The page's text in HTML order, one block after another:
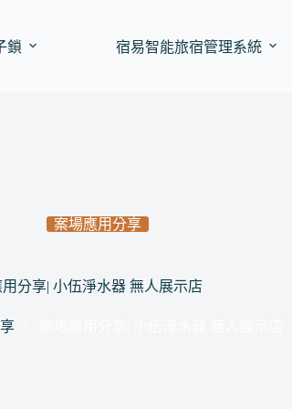
鎖 宿易智能旅宿管理系統
案場應用分享
用分享| 小伍淨水器 無人展示店